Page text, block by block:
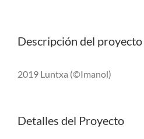
Descripción del proyecto
2019 Luntxa (©Imanol)
Detalles del Proyecto